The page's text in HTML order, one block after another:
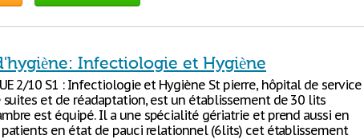
Infectiologie et Hygiène
2/10 S1 : Infectiologie et Hygiène St pierre, hôpital de service
suites et de réadaptation, est un établissement de 30 lits
est équipé. Il a une spécialité gériatrie et prend aussi en
patients en état de pauci relationnel (6lits) cet établissement